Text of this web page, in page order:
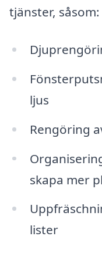
tjänster, såsom:
ljus
Rengöring
skapa mer
lister